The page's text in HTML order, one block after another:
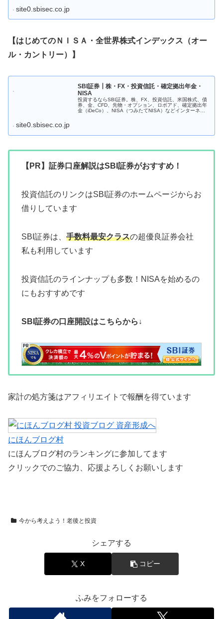
site0.sbisec.co.jp
【はじめてのＮＩＳＡ・全世界株式インデックス（オー
ル・カントリー）】
SBI証券┃株・FX・投資信託・確定拠出年金・
NISA
投資するならSBI証券。株、FX、投資信託、米国株式、債
券、金、CFD、先物・オプション、ロボアド、確定拠出年
金（iDeCo）、NISA（つみたてNISA）などインターネッ
site0.sbisec.co.jp
【PR】証券口座解説はSBI証券がおすすめ！
投資信託のリンクはSBI証券のホームページからお
借りしています
SBI証券は、 手数料最安クラスの超優良証券会社
私も利用しています
投資信託のラインナップも多数！NISAを始めるの
にもおすすめです
SBI証券の口座開設はこちらから↓
家計の処方箋はアフィリエイトで報酬を得ています
にほんブログ村
にほんブログ村のランキングに参加してます
クリックでのご協力、応援よろしくお願いします
今から考えよう！老後と投資
シェアする
X コピー
ふみをフォローする